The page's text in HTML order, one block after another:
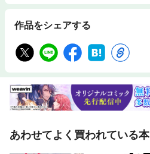
作品をシェアする
あわせてよく買われている本